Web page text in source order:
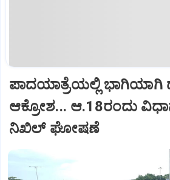
ಪಾದಯಾತ್ರೆಯಲ್ಲಿ ಭಾಗಿಯಾಗಿ
ಆಕ್ರೋಶ... ಆ.18ರಂದು
ನಿಖಿಲ್‌ ಘೋಷಣೆ